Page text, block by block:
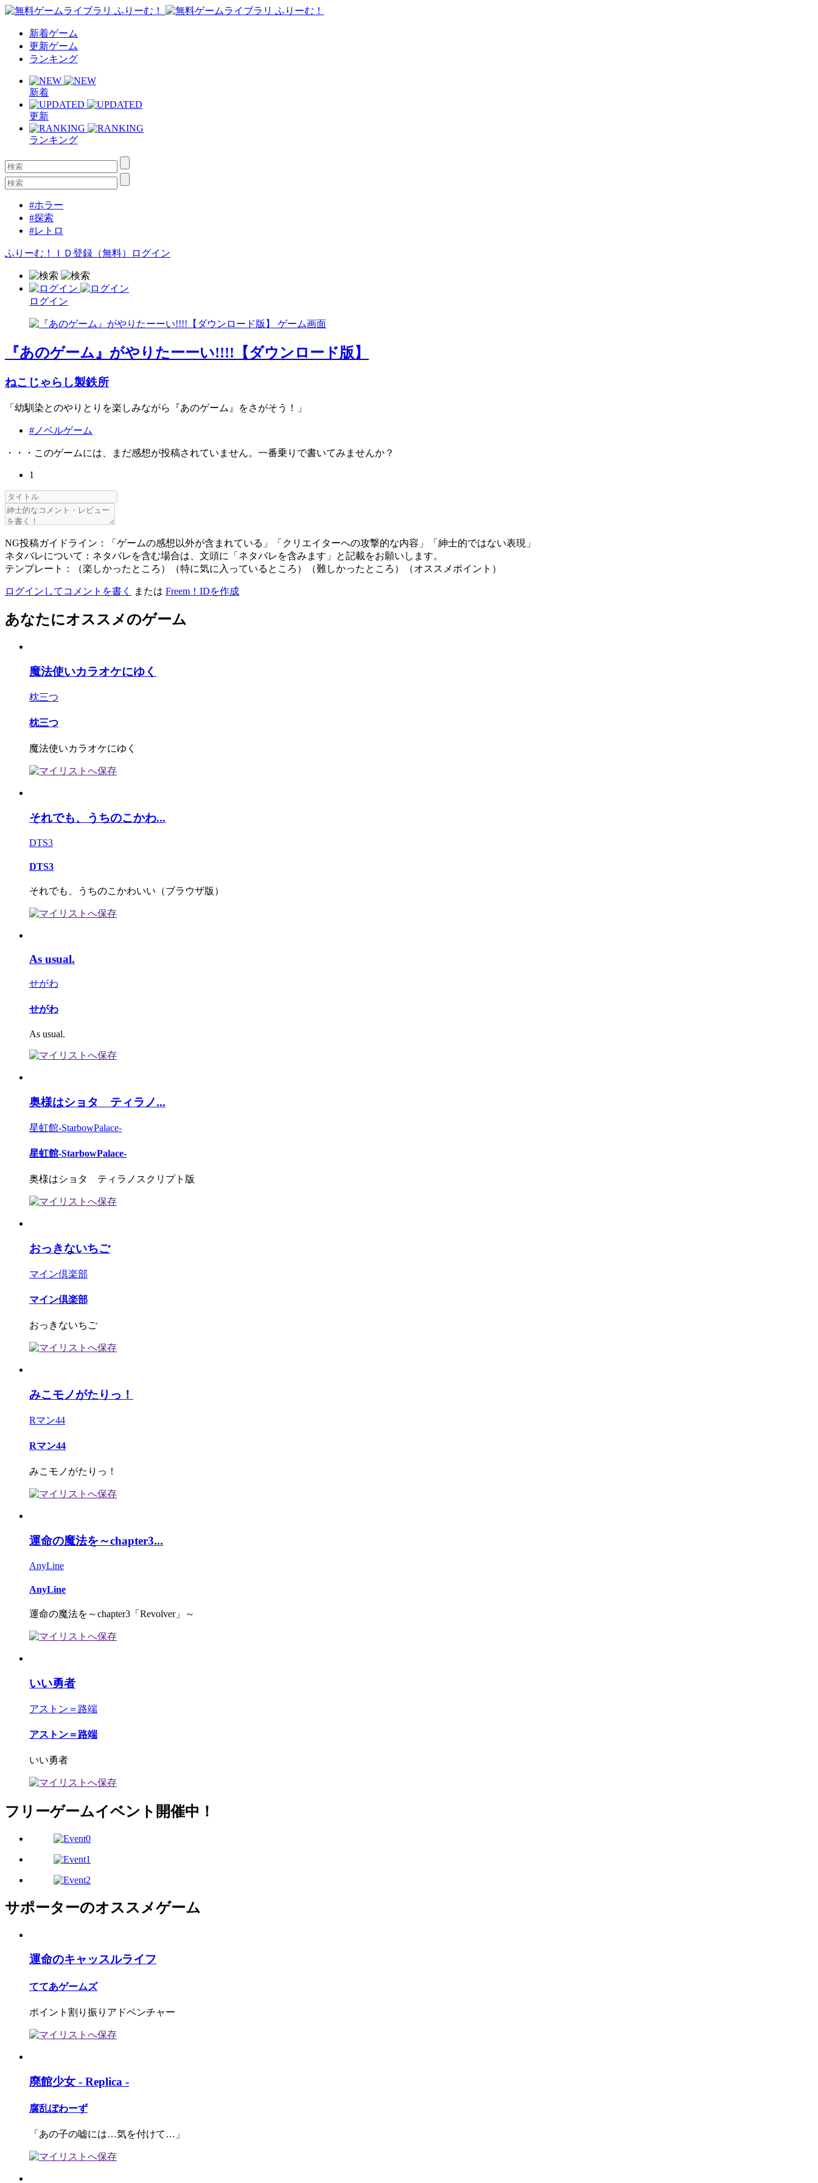
新着ゲーム
更新ゲーム
ランキング
新着
更新
ランキング
#ホラー
#探索
#レトロ
ふりーむ！ＩＤ登録（無料） ログイン
ログイン
『あのゲーム』がやりたーーい!!!!【ダウンロード版】
ねこじゃらし製鉄所
「幼馴染とのやりとりを楽しみながら『あのゲーム』をさがそう！」
#ノベルゲーム
・・・このゲームには、まだ感想が投稿されていません。一番乗りで書いてみませんか？
1
NG投稿ガイドライン：「ゲームの感想以外が含まれている」「クリエイターへの攻撃的な内容」「紳士的ではない表現」
ネタバレについて：ネタバレを含む場合は、文頭に「ネタバレを含みます」と記載をお願いします。
テンプレート：（楽しかったところ）（特に気に入っているところ）（難しかったところ）（オススメポイント）
ログインしてコメントを書く または Freem！IDを作成
あなたにオススメのゲーム
魔法使いカラオケにゆく
枕三つ
枕三つ
魔法使いカラオケにゆく
それでも、うちのこかわ...
DTS3
DTS3
それでも、うちのこかわいい（ブラウザ版）
As usual.
せがわ
せがわ
As usual.
奥様はショタ ティラノ...
星虹館-StarbowPalace-
星虹館-StarbowPalace-
奥様はショタ ティラノスクリプト版
おっきないちご
マイン倶楽部
マイン倶楽部
おっきないちご
みこモノがたりっ！
Rマン44
Rマン44
みこモノがたりっ！
運命の魔法を～chapter3...
AnyLine
AnyLine
運命の魔法を～chapter3「Revolver」～
いい勇者
アストン＝路端
アストン＝路端
いい勇者
フリーゲームイベント開催中！
サポーターのオススメゲーム
運命のキャッスルライフ
ててあゲームズ
ポイント割り振りアドベンチャー
廃館少女 - Replica -
腐乱ぼわーず
「あの子の嘘には…気を付けて…」